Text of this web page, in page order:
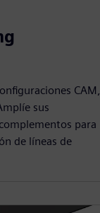
CAM,
sus
para
de líneas de